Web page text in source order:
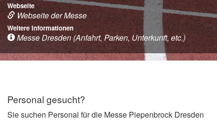
Webseite
Webseite der Messe
Weitere Informationen
Messe Dresden (Anfahrt, Parken, Unterkunft, etc.)
Personal gesucht?
Sie suchen Personal für die Messe Piepenbrock Dresden